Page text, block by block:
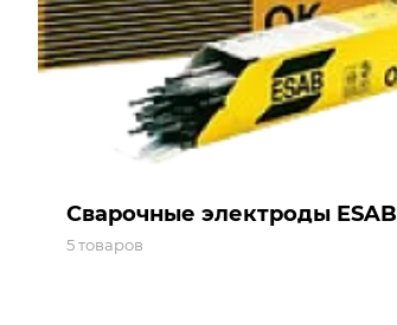
Сварочные электроды ESAB
5 товаров